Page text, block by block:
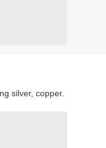
silver, copper.